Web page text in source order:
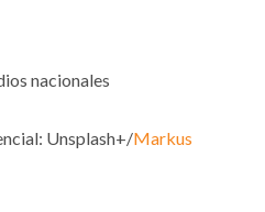
nacionales
Unsplash+/Markus